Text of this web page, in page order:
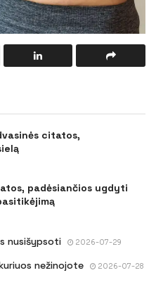
citatos,
padėsiančios ugdyti
nusišypsoti 2026-07-29
nežinojote 2026-07-28